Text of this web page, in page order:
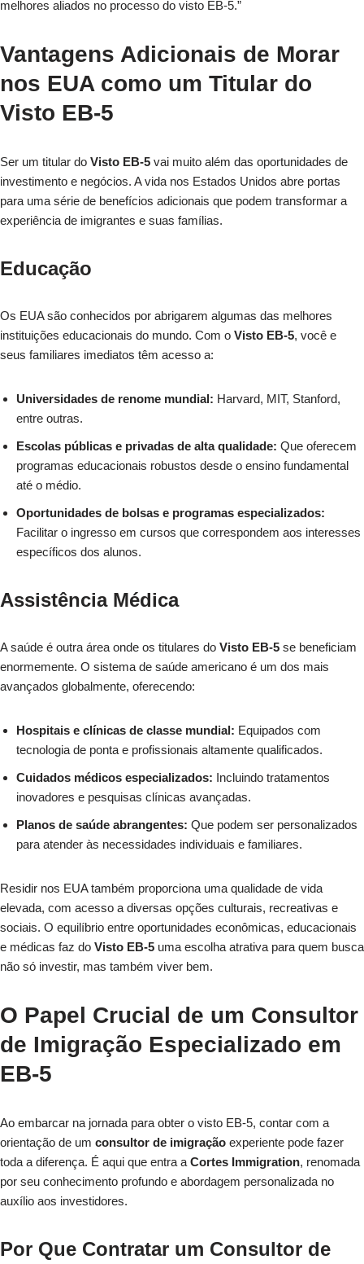
melhores aliados no processo do visto EB-5.”
Vantagens Adicionais de Morar
nos EUA como um Titular do
Visto EB-5
Ser um titular do Visto EB-5 vai muito além das oportunidades de
investimento e negócios. A vida nos Estados Unidos abre portas
para uma série de benefícios adicionais que podem transformar a
experiência de imigrantes e suas famílias.
Educação
Os EUA são conhecidos por abrigarem algumas das melhores
instituições educacionais do mundo. Com o Visto EB-5, você e
seus familiares imediatos têm acesso a:
Universidades de renome mundial: Harvard, MIT, Stanford,
entre outras.
Escolas públicas e privadas de alta qualidade: Que oferecem
programas educacionais robustos desde o ensino fundamental
até o médio.
Oportunidades de bolsas e programas especializados:
Facilitar o ingresso em cursos que correspondem aos interesses
específicos dos alunos.
Assistência Médica
A saúde é outra área onde os titulares do Visto EB-5 se beneficiam
enormemente. O sistema de saúde americano é um dos mais
avançados globalmente, oferecendo:
Hospitais e clínicas de classe mundial: Equipados com
tecnologia de ponta e profissionais altamente qualificados.
Cuidados médicos especializados: Incluindo tratamentos
inovadores e pesquisas clínicas avançadas.
Planos de saúde abrangentes: Que podem ser personalizados
para atender às necessidades individuais e familiares.
Residir nos EUA também proporciona uma qualidade de vida
elevada, com acesso a diversas opções culturais, recreativas e
sociais. O equilíbrio entre oportunidades econômicas, educacionais
e médicas faz do Visto EB-5 uma escolha atrativa para quem busca
não só investir, mas também viver bem.
O Papel Crucial de um Consultor
de Imigração Especializado em
EB-5
Ao embarcar na jornada para obter o visto EB-5, contar com a
orientação de um consultor de imigração experiente pode fazer
toda a diferença. É aqui que entra a Cortes Immigration, renomada
por seu conhecimento profundo e abordagem personalizada no
auxílio aos investidores.
Por Que Contratar um Consultor de